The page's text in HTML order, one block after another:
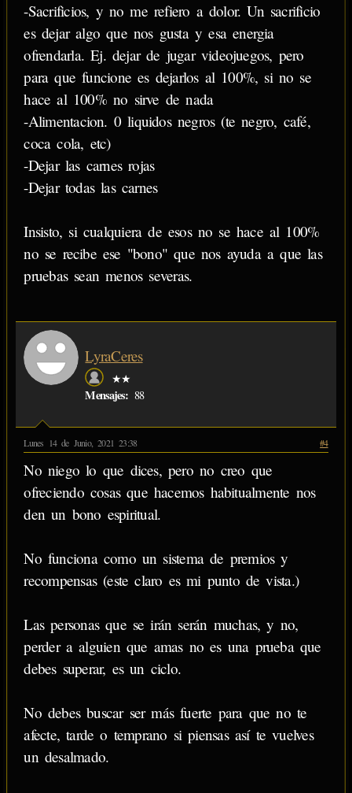
-Sacrificios, y no me refiero a dolor. Un sacrificio
es dejar algo que nos gusta y esa energia
ofrendarla. Ej. dejar de jugar videojuegos, pero
para que funcione es dejarlos al 100%, si no se
hace al 100% no sirve de nada
-Alimentacion. 0 liquidos negros (te negro, café,
coca cola, etc)
-Dejar las carnes rojas
-Dejar todas las carnes
Insisto, si cualquiera de esos no se hace al 100%
no se recibe ese "bono" que nos ayuda a que las
pruebas sean menos severas.
LyraCeres
★★
Mensajes: 88
Lunes 14 de Junio, 2021 23:38 #4
No niego lo que dices, pero no creo que
ofreciendo cosas que hacemos habitualmente nos
den un bono espiritual.
No funciona como un sistema de premios y
recompensas (este claro es mi punto de vista.)
Las personas que se irán serán muchas, y no,
perder a alguien que amas no es una prueba que
debes superar, es un ciclo.
No debes buscar ser más fuerte para que no te
afecte, tarde o temprano si piensas así te vuelves
un desalmado.